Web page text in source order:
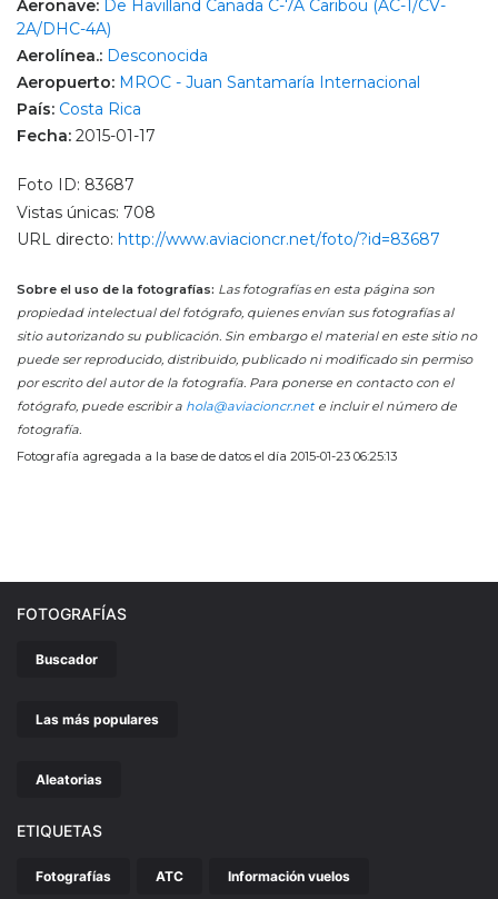
Aeronave: De Havilland Canada C-7A Caribou (AC-1/CV-
2A/DHC-4A)
Aerolínea.: Desconocida
Aeropuerto: MROC - Juan Santamaría Internacional
País: Costa Rica
Fecha: 2015-01-17
Foto ID: 83687
Vistas únicas: 708
URL directo: http://www.aviacioncr.net/foto/?id=83687
Sobre el uso de la fotografías: Las fotografías en esta página son
propiedad intelectual del fotógrafo, quienes envían sus fotografías al
sitio autorizando su publicación. Sin embargo el material en este sitio no
puede ser reproducido, distribuido, publicado ni modificado sin permiso
por escrito del autor de la fotografía. Para ponerse en contacto con el
fotógrafo, puede escribir a hola@aviacioncr.nete incluir el número de
fotografía.
Fotografía agregada a la base de datos el día 2015-01-23 06:25:13
FOTOGRAFÍAS
Buscador
Las más populares
Aleatorias
ETIQUETAS
Fotografías ATC Información vuelos